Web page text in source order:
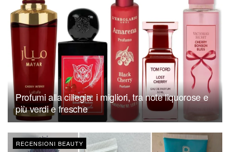
Profumi alla ciliegia: i migliori, tra note liquorose e
più verdi e fresche
RECENSIONI BEAUTY